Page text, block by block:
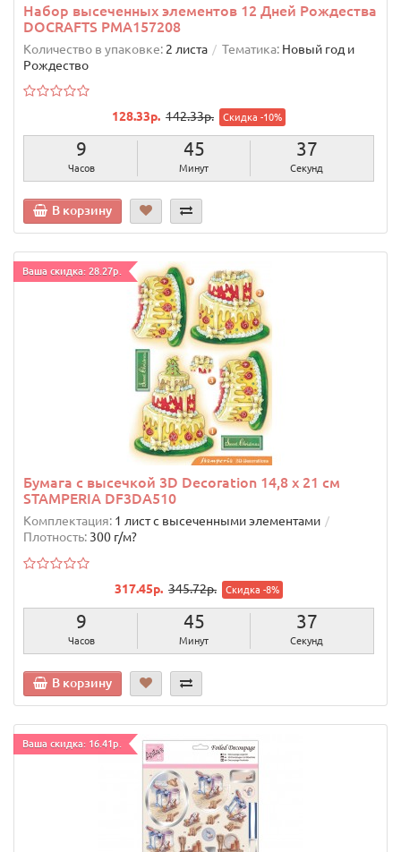
Набор высеченных элементов 12 Дней Рождества
DOCRAFTS PMA157208
Количество в упаковке: 2 листа Тематика: Новый год и
Рождество
128.33р. 142.33р. Скидка -10%
9
Часов
45
Минут
36
Секунд
В корзину
Ваша скидка: 28.27р.
Бумага с высечкой 3D Decoration 14,8 х 21 см
STAMPERIA DF3DA510
Комплектация: 1 лист с высеченными элементами
Плотность: 300 г/м?
317.45р. 345.72р. Скидка -8%
9
Часов
45
Минут
36
Секунд
В корзину
Ваша скидка: 16.41р.